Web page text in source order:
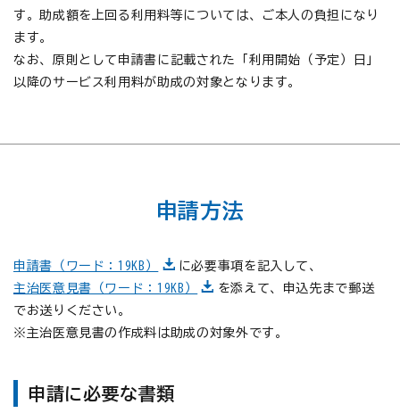
す。助成額を上回る利用料等については、ご本人の負担になり
ます。
なお、原則として申請書に記載された「利用開始（予定）日」
以降のサービス利用料が助成の対象となります。
申請方法
申請書（ワード：19KB）
に必要事項を記入して、
主治医意見書（ワード：19KB）
を添えて、申込先まで郵送
でお送りください。
※主治医意見書の作成料は助成の対象外です。
申請に必要な書類